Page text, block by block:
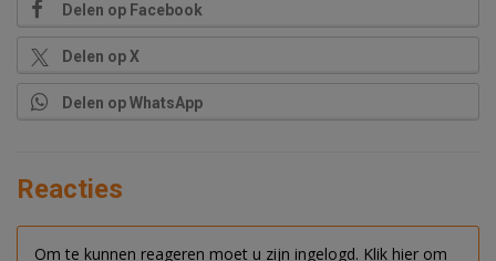
Delen op Facebook
Delen op X
Delen op WhatsApp
Reacties
Om te kunnen reageren moet u zijn ingelogd. Klik hier om